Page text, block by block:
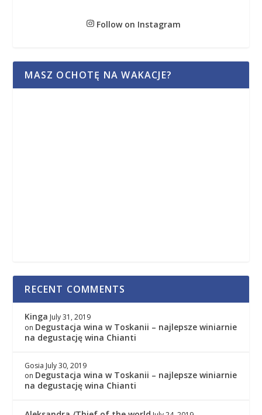
Follow on Instagram
MASZ OCHOTĘ NA WAKACJE?
RECENT COMMENTS
Kinga July 31, 2019
on Degustacja wina w Toskanii – najlepsze winiarnie
na degustację wina Chianti
Gosia July 30, 2019
on Degustacja wina w Toskanii – najlepsze winiarnie
na degustację wina Chianti